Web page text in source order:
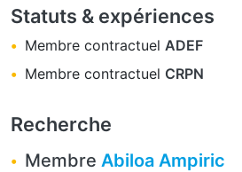
Statuts & expériences
Membre contractuel ADEF
Membre contractuel CRPN
Recherche
Membre Abiloa Ampiric